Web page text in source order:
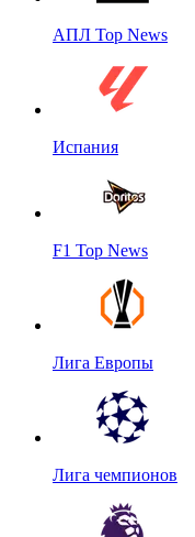
АПЛ Top News
Испания
F1 Top News
Лига Европы
Лига чемпионов